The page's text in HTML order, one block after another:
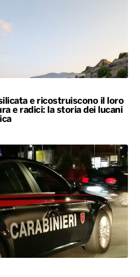
e ricostruiscono il loro
e radici: la storia dei lucani